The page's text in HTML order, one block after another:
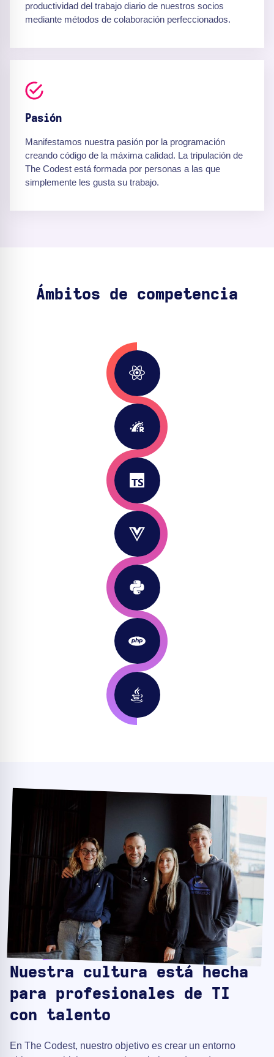
productividad del trabajo diario de nuestros socios
mediante métodos de colaboración perfeccionados.
Pasión
Manifestamos nuestra pasión por la programación
creando código de la máxima calidad. La tripulación de
The Codest está formada por personas a las que
simplemente les gusta su trabajo.
Ámbitos de competencia
Nuestra cultura está hecha
para profesionales de TI
con talento
En The Codest, nuestro objetivo es crear un entorno